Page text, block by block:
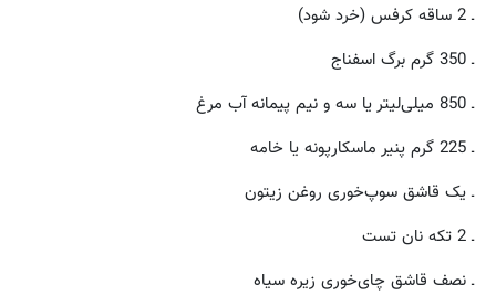
ـ 2 ساقه کرفس (خرد شود)
ـ 350 گرم برگ اسفناج
ـ 850 میلی‌لیتر یا سه و نیم پیمانه آب مرغ
ـ 225 گرم پنیر ماسکارپونه یا خامه
ـ یک قاشق سوپ‌خوری روغن زیتون
ـ 2 تکه نان تست
ـ نصف قاشق چای‌‌خوری زیره سیاه